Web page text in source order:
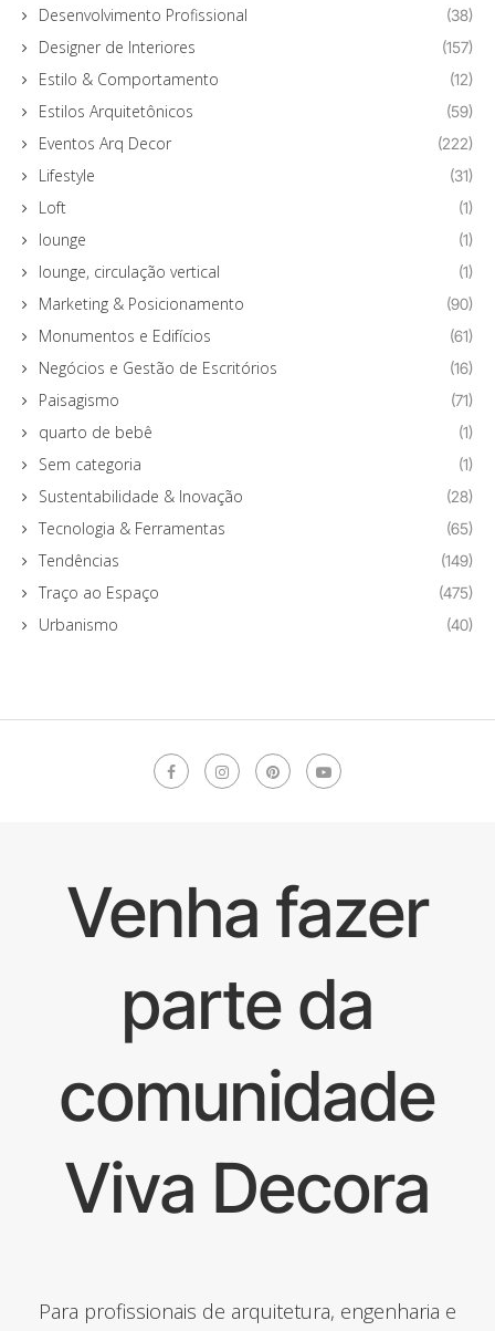
Desenvolvimento Profissional (38)
Designer de Interiores (157)
Estilo & Comportamento (12)
Estilos Arquitetônicos (59)
Eventos Arq Decor (222)
Lifestyle (31)
Loft (1)
lounge (1)
lounge, circulação vertical (1)
Marketing & Posicionamento (90)
Monumentos e Edifícios (61)
Negócios e Gestão de Escritórios (16)
Paisagismo (71)
quarto de bebê (1)
Sem categoria (1)
Sustentabilidade & Inovação (28)
Tecnologia & Ferramentas (65)
Tendências (149)
Traço ao Espaço (475)
Urbanismo (40)
Venha fazer
parte da
comunidade
Viva Decora
Para profissionais de arquitetura, engenharia e